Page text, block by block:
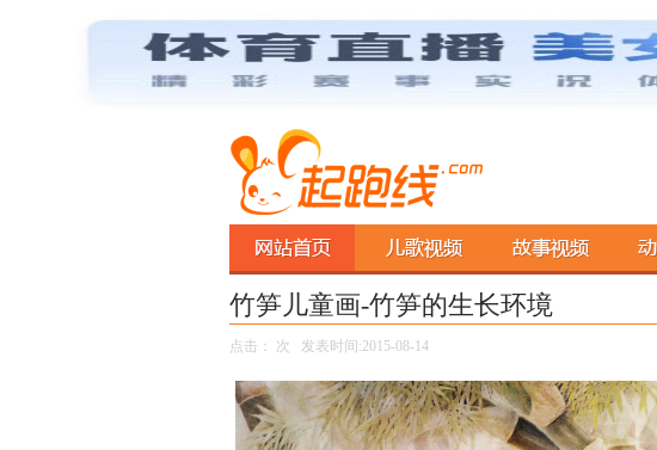
竹笋儿童画-竹笋的生长环境
点击： 次 发表时间:2015-08-14